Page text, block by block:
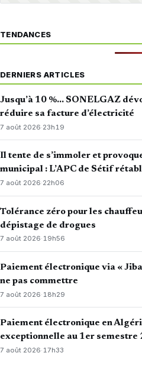
TENDANCES
DERNIERS ARTICLES
Jusqu’à 10 %… SONELGAZ
réduire sa facture d’électricité
7 août 2026·23h19
Il tente de s’immoler et
municipal : L’APC de Sétif
7 août 2026·22h06
Tolérance zéro pour les
dépistage de drogues
7 août 2026·19h56
Paiement électronique via «
ne pas commettre
7 août 2026· 18h29
Paiement électronique en
exceptionnelle au 1er semestre
7 août 2026·17h33